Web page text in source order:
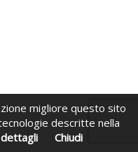
migliore questo sito
descritte nella
Chiudi